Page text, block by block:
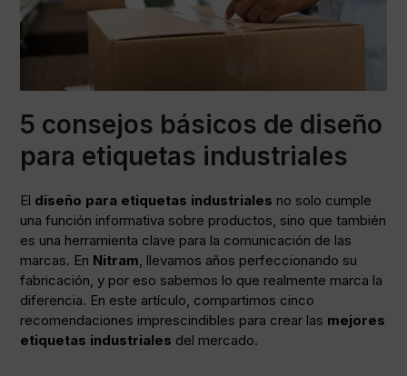
5 consejos básicos de diseño
para etiquetas industriales
El diseño para etiquetas industriales no solo cumple
una función informativa sobre productos, sino que también
es una herramienta clave para la comunicación de las
marcas. En Nitram , llevamos años perfeccionando su
fabricación, y por eso sabemos lo que realmente marca la
diferencia. En este artículo, compartimos cinco
recomendaciones imprescindibles para crear las mejores
etiquetas industriales del mercado.